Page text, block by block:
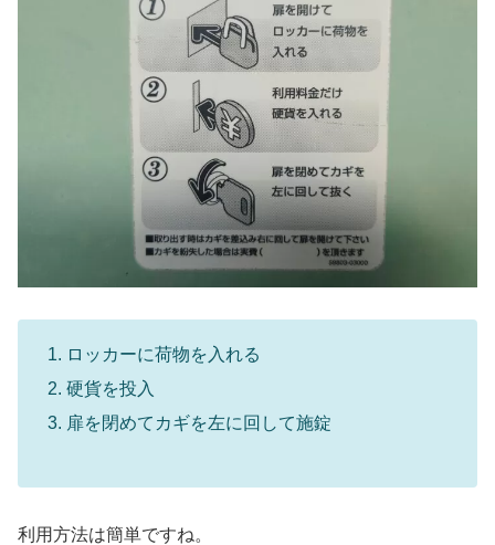
ロッカーに荷物を入れる
硬貨を投入
扉を閉めてカギを左に回して施錠
利用方法は簡単ですね。